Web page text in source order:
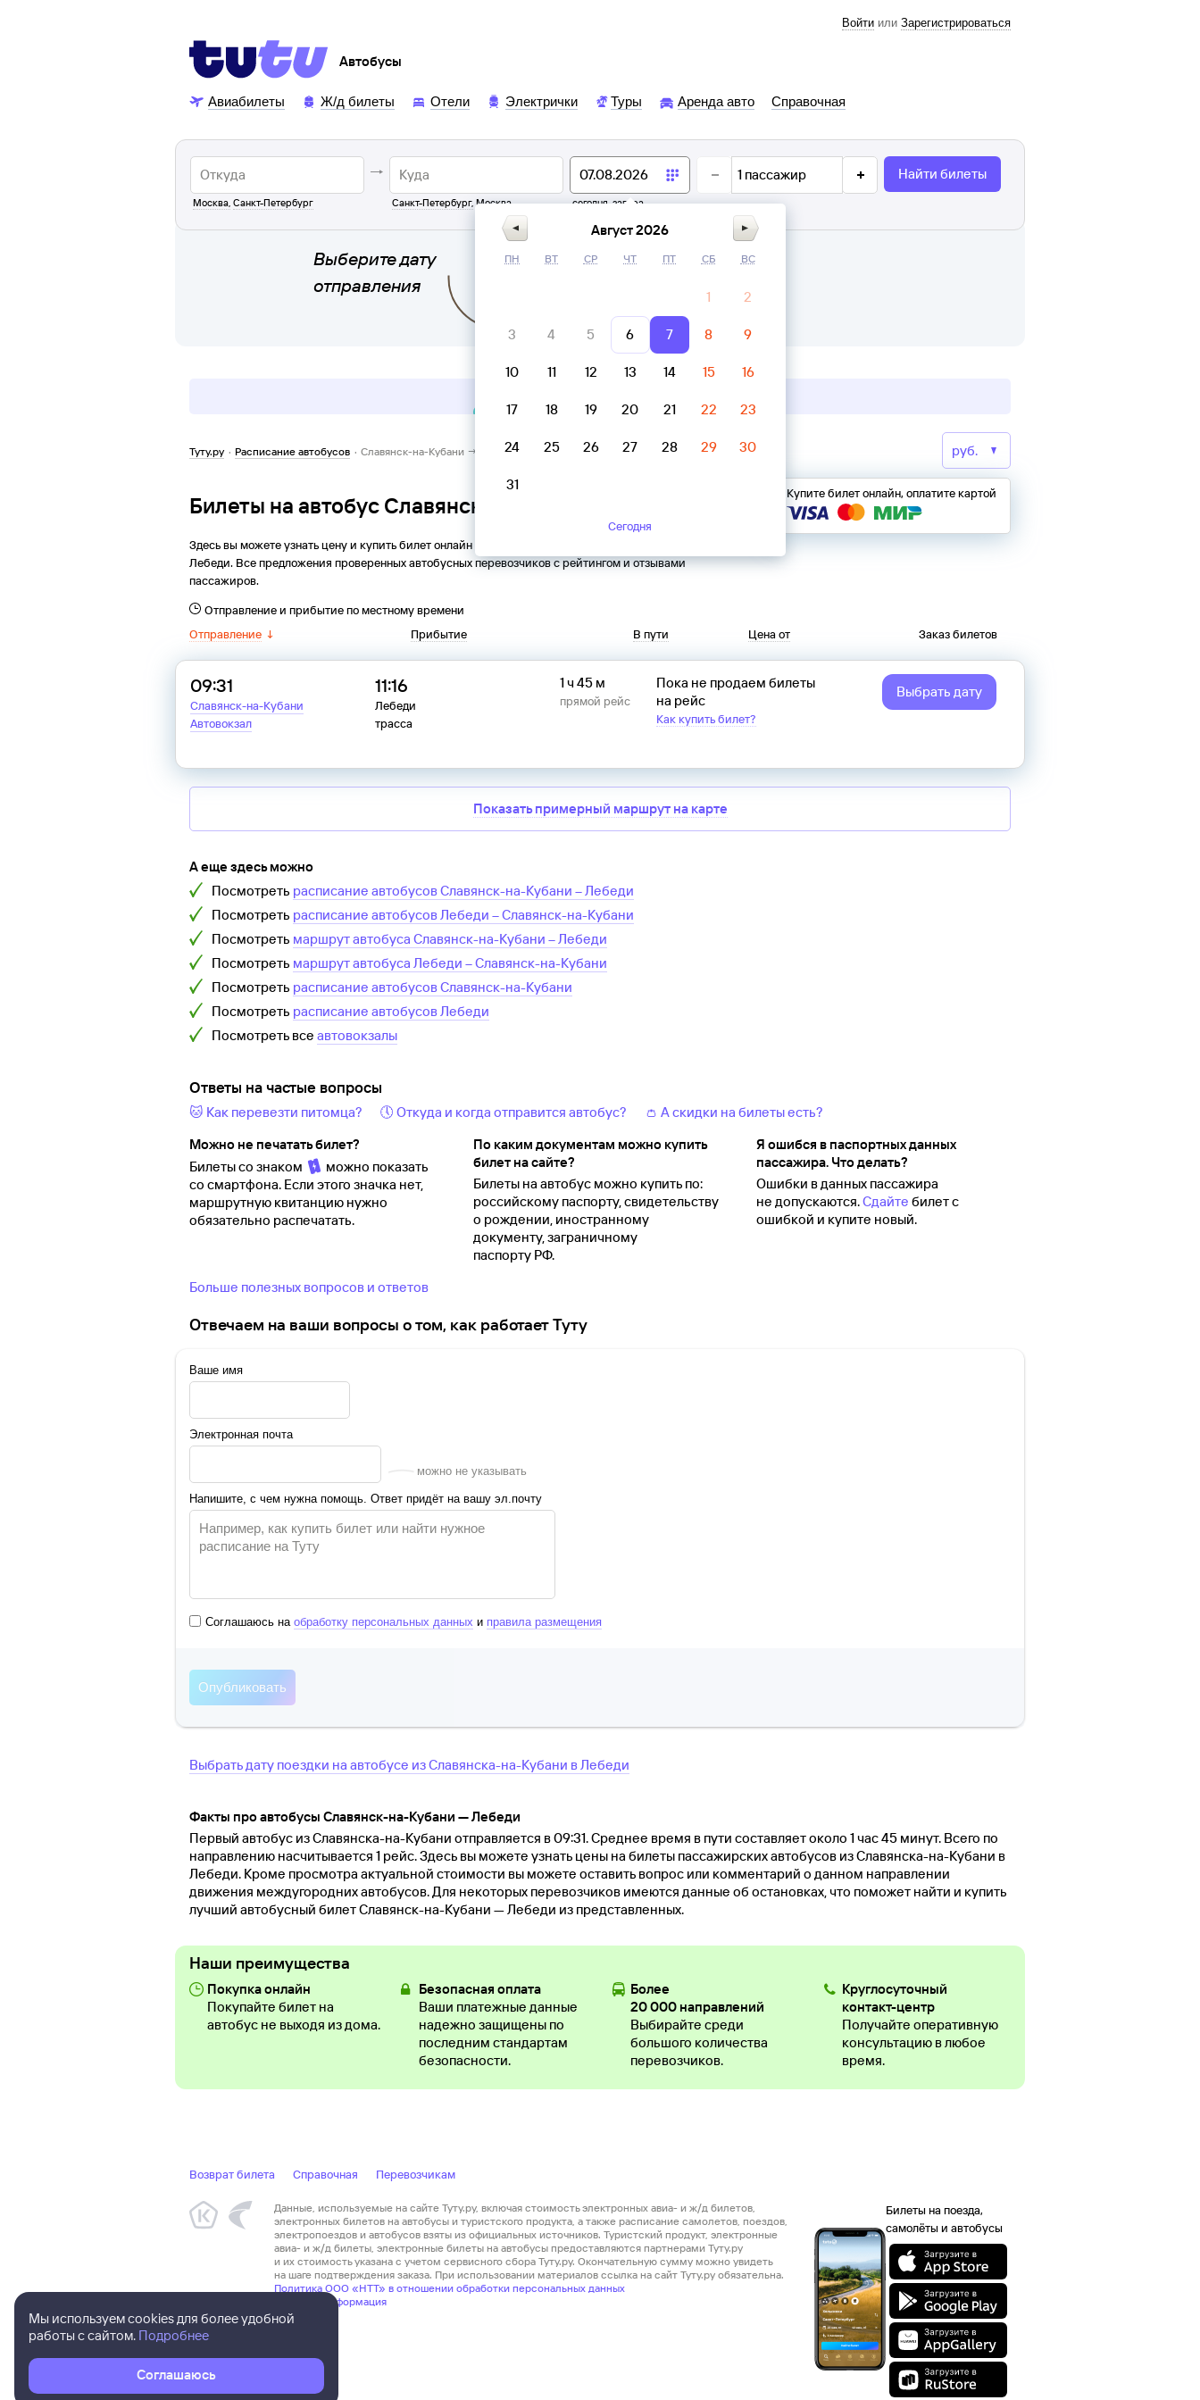
Войти или Зарегистрироваться
Автобусы
Авиабилеты Ж/д билеты Отели Электрички Туры Аренда авто Справочная
Москва, Санкт-Петербург Санкт-Петербург, Москва сегодня, завтра
1 пассажир Найти билеты
Выберите дату
отправления
Туту.ру · Расписание автобусов · Славянск-на-Кубани → Лебеди
Билеты на автобус Славянск-на-Кубани → Лебеди
Здесь вы можете узнать цену и купить билет онлайн на автобус из
Лебеди. Все предложения проверенных автобусных перевозчиков с рейтингом и отзывами
пассажиров.
Купите билет онлайн, оплатите картой
Отправление и прибытие по местному времени
Отправление ↓ Прибытие В пути Цена от Заказ билетов
09:31
Славянск-на-Кубани
Автовокзал
11:16
Лебеди
трасса
1 ч 45 м
прямой рейс
Пока не продаем билеты
на рейс
Как купить билет?
Выбрать дату
Показать примерный маршрут на карте
А еще здесь можно
Посмотреть расписание автобусовСлавянск-на-Кубани –Лебеди
Посмотреть расписание автобусовЛебеди –Славянск-на-Кубани
Посмотреть маршрут автобуса Славянск-на-Кубани –Лебеди
Посмотреть маршрут автобуса Лебеди –Славянск-на-Кубани
Посмотреть расписание автобусовСлавянск-на-Кубани
Посмотреть расписание автобусовЛебеди
Посмотреть все автовокзалы
Ответы на частые вопросы
🐱 Как перевезти питомца? 🕔 Откуда и когда отправится автобус?
👛 А скидки на билеты есть?
Можно не печатать билет?
Билеты со знаком
можно показать
со смартфона. Если этого значка нет,
маршрутную квитанцию нужно
обязательно распечатать.
По каким документам можно купить
билет на сайте?
Билеты на автобус можно купить по:
российскому паспорту, свидетельству
о рождении, иностранному
документу, заграничному
паспорту РФ.
Я ошибся в паспортных данных
пассажира. Что делать?
Ошибки в данных пассажира
не допускаются.Сдайте билет с
ошибкой и купите новый.
Больше полезных вопросов и ответов
Отвечаем на ваши вопросы о том, как работает Туту
Ваше имя
Электронная почта
можно не указывать
Напишите, с чем нужна помощь. Ответ придёт на вашу эл.почту
Соглашаюсь на обработку персональных данных и правила размещения
Выбрать дату поездки на автобусе изСлавянска-на-Кубани вЛебеди
Факты про автобусы Славянск-на-Кубани — Лебеди
Первый автобус из Славянска-на-Кубани отправляется в 09:31. Среднее время в пути составляет около 1 час 45 минут. Всего по
направлению насчитывается 1 рейс. Здесь вы можете узнать цены на билеты пассажирских автобусов из Славянска-на-Кубани в
Лебеди. Кроме просмотра актуальной стоимости вы можете оставить вопрос или комментарий о данном направлении
движения междугородних автобусов. Для некоторых перевозчиков имеются данные об остановках, что поможет найти и купить
лучший автобусный билет Славянск-на-Кубани — Лебеди из представленных.
Наши преимущества
Покупка онлайн
Покупайте билет на
автобус не выходя из дома.
Безопасная оплата
Ваши платежные данные
надежно защищены по
последним стандартам
безопасности.
Более
20 000 направлений
Выбирайте среди
большого количества
перевозчиков.
Круглосуточный
контакт-центр
Получайте оперативную
консультацию в любое
время.
Возврат билета Справочная Перевозчикам
Билеты на поезда,
самолёты и автобусы
Данные, используемые на сайте Туту.ру, включая стоимость электронных авиа- и ж/д билетов,
электронных билетов на автобусы и туристского продукта, а также расписание самолетов, поездов,
электропоездов и автобусов взяты из официальных источников. Туристский продукт, электронные
авиа- и ж/д билеты, электронные билеты на автобусы предоставляются партнерами Туту.ру
и их стоимость указана с учетом сервисного сбора Туту.ру. Окончательную сумму можно увидеть
на шаге подтверждения заказа. При использовании материалов ссылка на сайт Туту.ру обязательна.
Политика ООО «НТТ» в отношении обработки персональных данных
Правовая информация
Мы используем cookies для более удобной
работы с сайтом. Подробнее
Соглашаюсь
Август 2026
ПН ВТ СР ЧТ ПТ СБ ВС
1 2
3 4 5 6 7 8 9
10 11 12 13 14 15 16
17 18 19 20 21 22 23
24 25 26 27 28 29 30
31
Сегодня